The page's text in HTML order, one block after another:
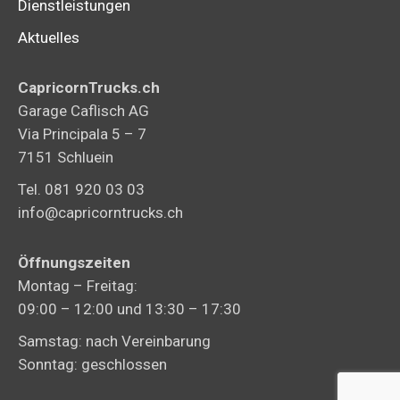
Dienstleistungen
Aktuelles
CapricornTrucks.ch
Garage Caflisch AG
Via Principala 5 – 7
7151 Schluein
Tel. 081 920 03 03
info@capricorntrucks.ch
Öffnungszeiten
Montag – Freitag:
09:00 – 12:00 und 13:30 – 17:30
Samstag: nach Vereinbarung
Sonntag: geschlossen